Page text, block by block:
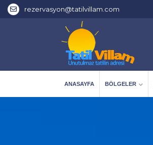
rezervasyon@tatilvillam.com
ANASAYFA BÖLGELER